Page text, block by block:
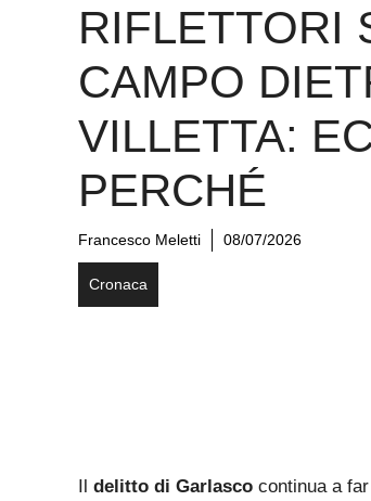
RIFLETTORI
CAMPO
VILLETTA:
PERCHÉ
Francesco Meletti 08/07/2026
Cronaca
Il delitto di Garlasco continua a